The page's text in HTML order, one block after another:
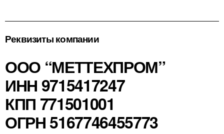
Реквизиты компании
ООО “МЕТТЕХПРОМ”
ИНН 9715417247
КПП 771501001
ОГРН 5167746455773